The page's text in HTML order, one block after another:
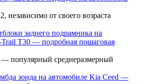
независимо от своего возраста
заднего подрамника на
Trail T30 — подробная пошаговая
популярный среднеразмерный
зонда на автомобиле Kia Ceed —